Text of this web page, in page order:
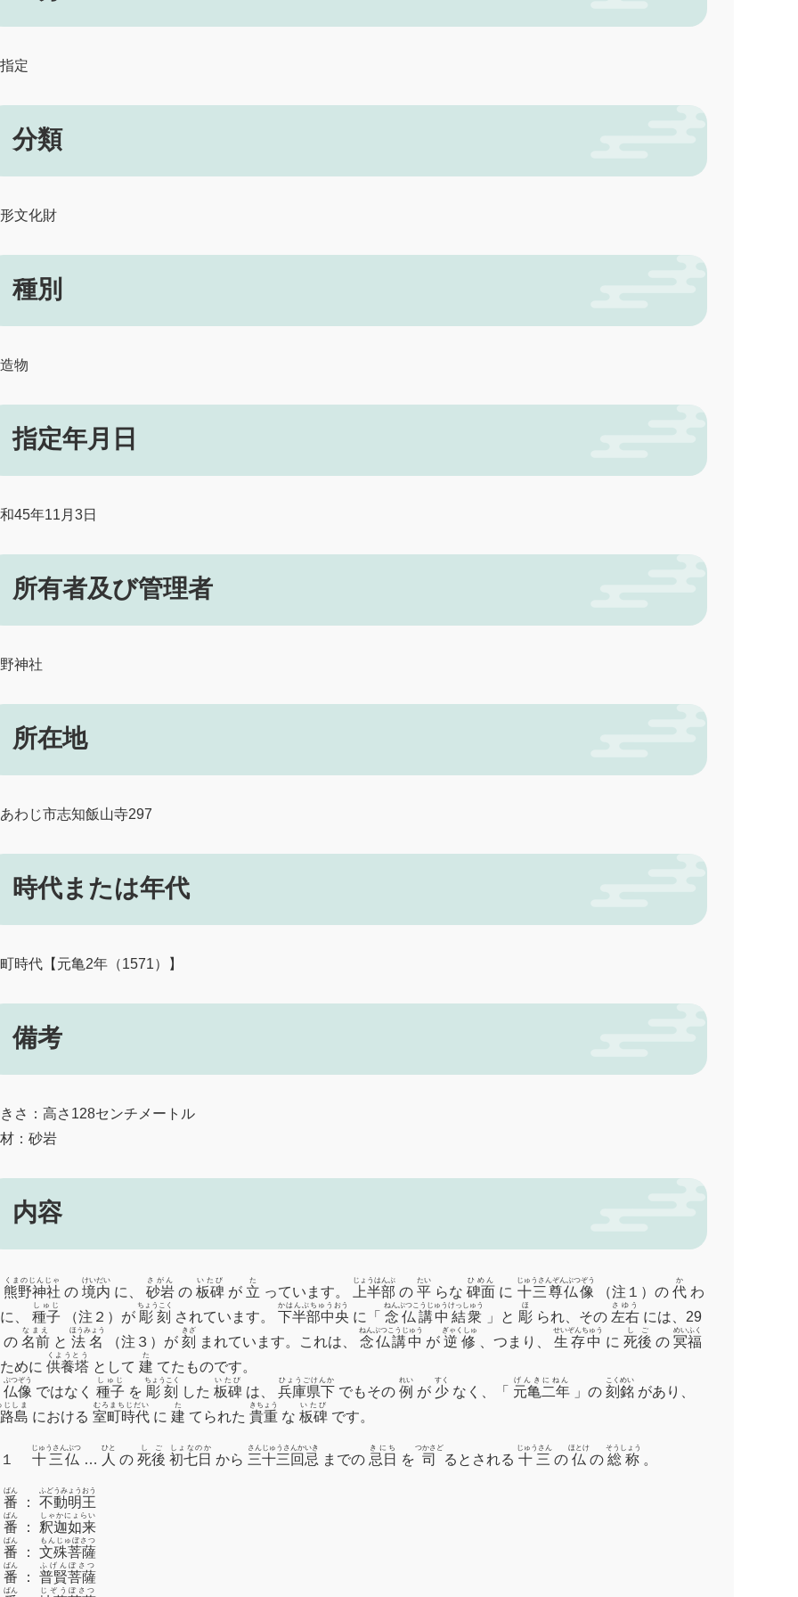
定
分類
文化財
種別
物
指定年月日
45年11月3日
所有者及び管理者
神社
所在地
わじ市志知飯山寺297
時代または年代
時代【元亀2年（1571）】
備考
さ：高さ128センチメートル
：砂岩
内容
熊野神社
くまのじんじゃ
の 境内
けいだい
に、 砂岩
さがん
の 板碑
いたび
が 立
た
っています。 上半部
じょうはんぶ
の 平
たい
らな 碑面
ひめん
に 十三尊仏像
じゅうさんぞんぶつぞう
（注１）の 代
か
わ
、 種子
しゅじ
（注２）が 彫刻
ちょうこく
されています。 下半部中央
かはんぶちゅうおう
に「 念仏講中結衆
ねんぶつこうじゅうけっしゅう
」と 彫
ほ
られ、その 左右
さゆう
には、29
の 名前
なまえ
と 法名
ほうみょう
（注３）が 刻
きざ
まれています。これは、 念仏講中
ねんぶつこうじゅう
が 逆修
ぎゃくしゅ
、つまり、 生存中
せいぞんちゅう
に 死後
しご
の 冥福
めいふく
めに 供養塔
くようとう
として 建
た
てたものです。
仏像
ぶつぞう
ではなく 種子
しゅじ
を 彫刻
ちょうこく
した 板碑
いたび
は、 兵庫県下
ひょうごけんか
でもその 例
れい
が 少
すく
なく、「 元亀二年
げんきにねん
」の 刻銘
こくめい
があり、
島
じしま
における 室町時代
むろまちじだい
に 建
た
てられた 貴重
きちょう
な 板碑
いたび
です。
１ 十三仏
じゅうさんぶつ
… 人
ひと
の 死後
しご
初七日
しょなのか
から 三十三回忌
さんじゅうさんかいき
までの 忌日
きにち
を 司
つかさど
るとされる 十三
じゅうさん
の 仏
ほとけ
の 総称
そうしょう
。
番
ばん
： 不動明王
ふどうみょうおう
番
ばん
： 釈迦如来
しゃかにょらい
番
ばん
： 文殊菩薩
もんじゅぼさつ
番
ばん
： 普賢菩薩
ふげんぼさつ
ばん じぞうぼさつ